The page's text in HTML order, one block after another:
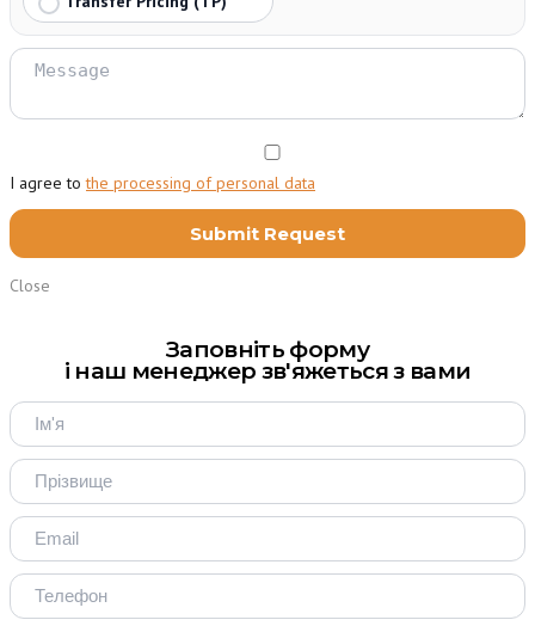
I agree tothe processing of personal data
Close
Заповніть форму
і наш менеджер зв'яжеться з вами